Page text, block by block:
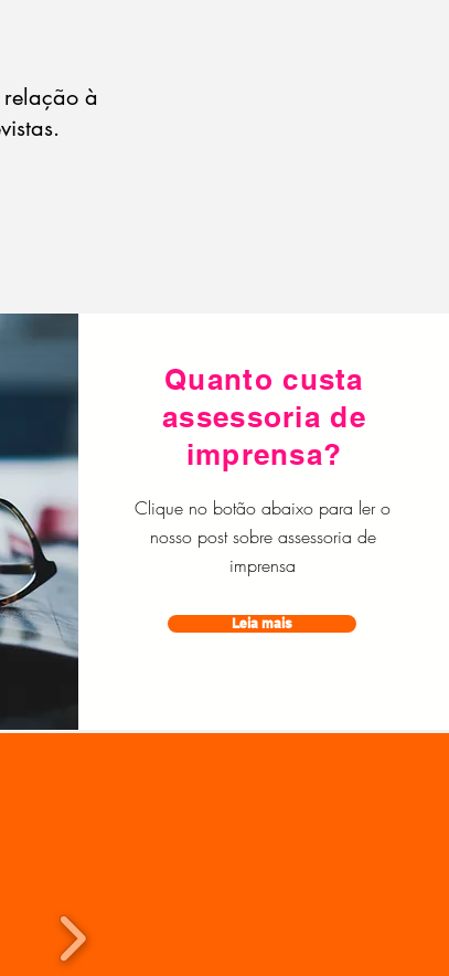
à
Quanto custa
assessoria de
imprensa?
Clique no botão abaixo para ler o
nosso post sobre assessoria de
imprensa
Leia mais